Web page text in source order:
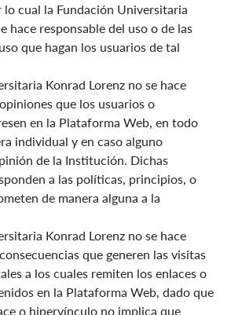
cual la Fundación Universitaria
hace responsable del uso o de las
que hagan los usuarios de tal
Konrad Lorenz no se hace
que los usuarios o
en la Plataforma Web, en todo
individual y en caso alguno
de la Institución. Dichas
a las políticas, principios, o
de manera alguna a la
Konrad Lorenz no se hace
que generen las visitas
a los cuales remiten los enlaces o
en la Plataforma Web, dado que
o hipervínculo no implica que